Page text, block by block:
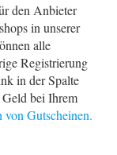
den Anbieter
in unserer
alle
Registrierung
in der Spalte
bei Ihrem
Gutscheinen.